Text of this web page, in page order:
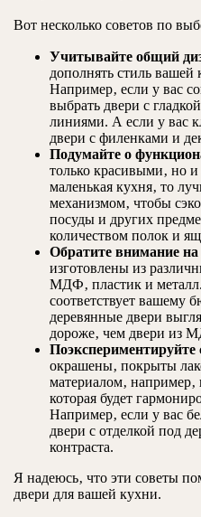
Вот несколько советов по
Учитывайте общий
дополнять стиль вашей
Например‚ если у вас
выбрать двери с
линиями. А если у вас
двери с филенками и
Подумайте о
только красивыми‚ но
маленькая кухня‚ то
механизмом‚ чтобы
посуды и других
количеством полок и
Обратите внимание
изготовлены из
МДФ‚ пластик и
соответствует вашему
деревянные двери
дороже‚ чем двери из
Поэкспериментируйте
окрашены‚ покрыты
материалом‚
которая будет
Например‚ если у вас
двери с отделкой под
контраста.
Я надеюсь‚ что эти советы
двери для вашей кухни.